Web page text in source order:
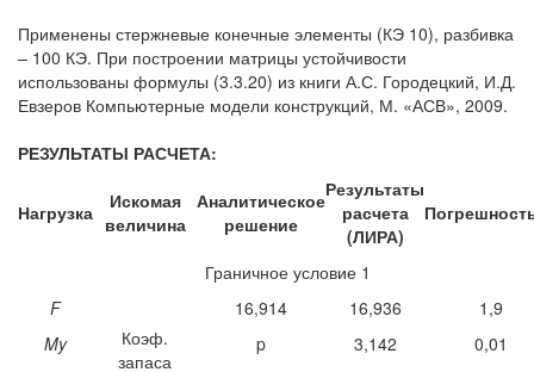
Применены стержневые конечные элементы (КЭ 10), разбивка
– 100 КЭ. При построении матрицы устойчивости
использованы формулы (3.3.20) из книги А.С. Городецкий, И.Д.
Евзеров Компьютерные модели конструкций, М. «АСВ», 2009.
РЕЗУЛЬТАТЫ РАСЧЕТА:
Нагрузка
Искомая
величина
Аналитическое
решение
Результаты
расчета
(ЛИРА)
Граничное условие 1
F
Коэф.
запаса
16,914 16,936
1,9
My
p 3,142
0,01